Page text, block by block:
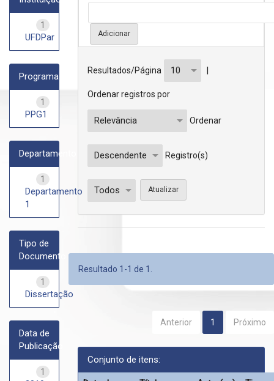
Resultados/Página |
Ordenar registros por
Ordenar
Registro(s)
Resultado 1-1 de 1.
Anterior 1 Próximo
Conjunto de itens:
1
UFDPar
Programa
1
PPG1
Departamento
1
Departamento
1
Tipo de
Documento
1
Dissertação
Data de
Publicação
1